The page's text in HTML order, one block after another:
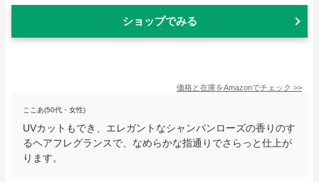
ショップでみる
価格と在庫をAmazonでチェック >>
ここあ(50代・女性)
UVカットもでき、エレガントなシャンパンローズの香りのす
るヘアフレグランスで、なめらかな指通りでさらっと仕上が
ります。